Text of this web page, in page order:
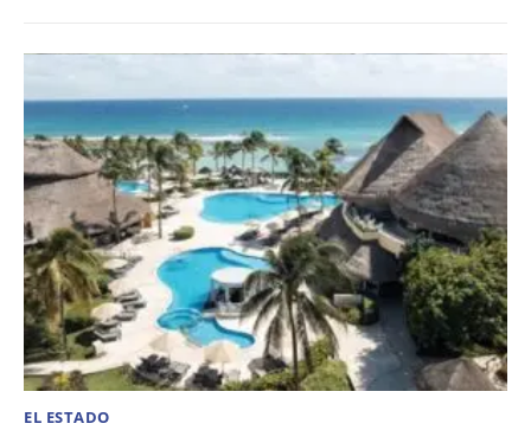
EL ESTADO